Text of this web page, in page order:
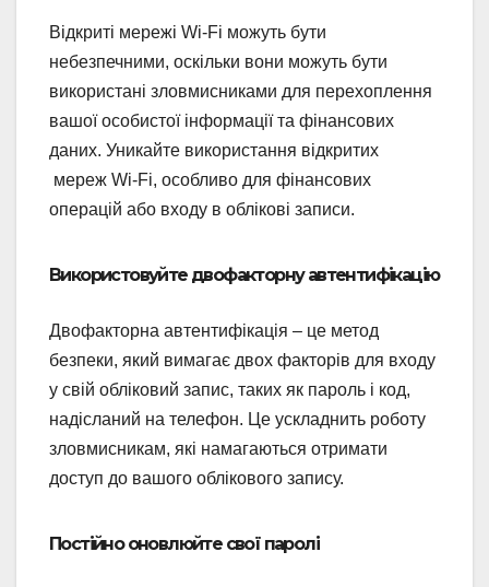
Відкриті мережі Wi-Fi можуть бути
небезпечними, оскільки вони можуть бути
використані зловмисниками для перехоплення
вашої особистої інформації та фінансових
даних. Уникайте використання відкритих
мереж Wi-Fi, особливо для фінансових
операцій або входу в облікові записи.
Використовуйте двофакторну автентифікацію
Двофакторна автентифікація – це метод
безпеки, який вимагає двох факторів для входу
у свій обліковий запис, таких як пароль і код,
надісланий на телефон. Це ускладнить роботу
зловмисникам, які намагаються отримати
доступ до вашого облікового запису.
Постійно оновлюйте свої паролі